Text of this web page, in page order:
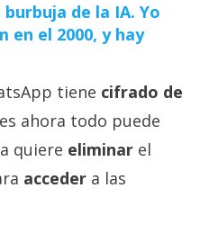
de la IA. Yo
en el 2000, y hay
tiene cifrado de
ahora todo puede
quiere eliminar el
acceder a las